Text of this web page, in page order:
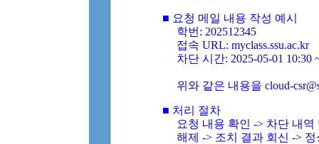
■ 요청 메일 내용 작성 예시
학번: 202512345
접속 URL: myclass.ssu.ac.kr
차단 시간: 2025-05-01 10:30
위와 같은 내용을 cloud-
■ 처리 절차
요청 내용 확인 -> 차단 내
해제 -> 조치 결과 회신 ->